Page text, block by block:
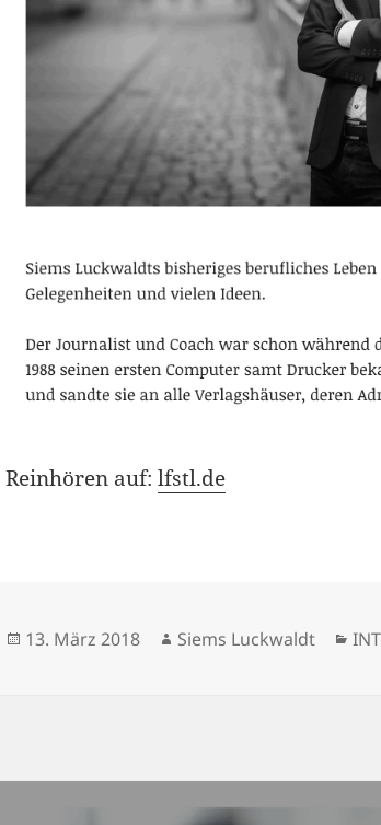
Reinhören auf:lfstl.de
Veröffentlicht
13. März 2018 Autor
Siems Luckwaldt